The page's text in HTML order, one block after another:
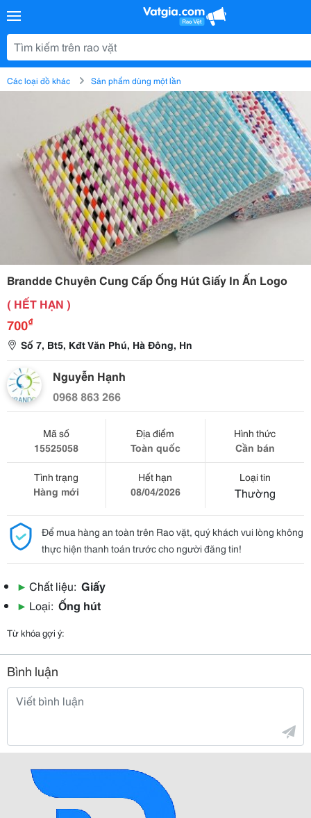
Các loại đồ khác Sản phẩm dùng một lần
Brandde Chuyên Cung Cấp Ống Hút Giấy In Ấn Logo
( HẾT HẠN )
700₫
Số 7, Bt5, Kđt Văn Phú, Hà Đông, Hn
Nguyễn Hạnh
0968 863 266
Mã số
15525058
Địa điểm
Toàn quốc
Hình thức
Cần bán
Tình trạng
Hàng mới
Hết hạn
08/04/2026
Loại tin
Thường
Để mua hàng an toàn trên Rao vặt, quý khách vui lòng không
thực hiện thanh toán trước cho người đăng tin!
▶ Chất liệu: Giấy
▶ Loại: Ống hút
Từ khóa gợi ý:
Bình luận